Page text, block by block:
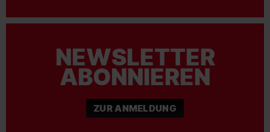
NEWSLETTER
ABONNIEREN
ZUR ANMELDUNG